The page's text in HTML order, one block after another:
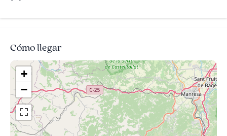
Cómo llegar
+
−